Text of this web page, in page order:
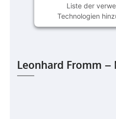
Liste der
Technologien
Leonhard Fromm –